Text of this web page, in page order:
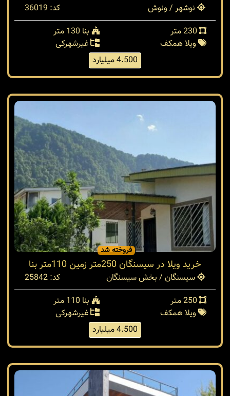
نوشهر / ونوش
کد: 36019
بنا 130 متر
ویلا همکف
غیرشهرکی
4.500 میلیارد
فروخته شد
خرید ویلا در سیسنگان 250متر زمین 110متر بنا
سیسنگان / بخش سیسنگان
کد: 25842
بنا 110 متر
ویلا همکف
غیرشهرکی
4.500 میلیارد